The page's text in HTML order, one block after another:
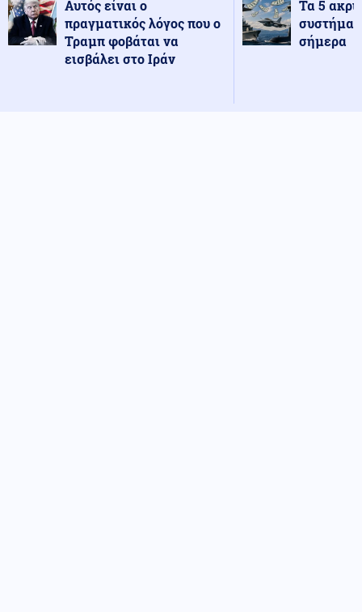
Αυτός είναι ο
πραγματικός λόγος που ο
Τραμπ φοβάται να
εισβάλει στο Ιράν
Τα 5
σήμερα